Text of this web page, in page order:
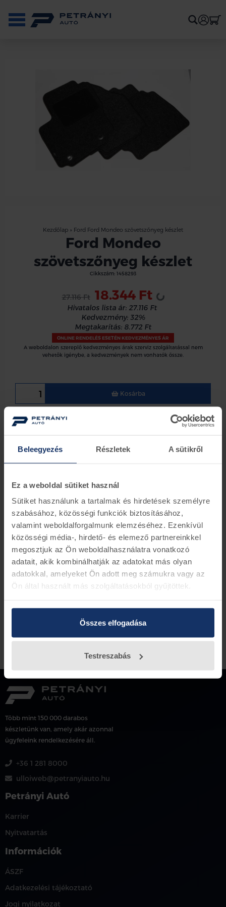
Beleegyezés Részletek A sütikről
Ez a weboldal sütiket használ
Sütiket használunk a tartalmak és hirdetések személyre
szabásához, közösségi funkciók biztosításához,
valamint weboldalforgalmunk elemzéséhez. Ezenkívül
közösségi média-, hirdető- és elemező partnereinkkel
megosztjuk az Ön weboldalhasználatra vonatkozó
adatait, akik kombinálhatják az adatokat más olyan
adatokkal, amelyeket Ön adott meg számukra vagy az
Ön által használt más szolgáltatásokból gyűjtöttek.
Összes elfogadása
Testreszabás
Kezdőlap » Ford Ford Mondeo szövetszőnyeg készlet
Ford Mondeo
szövetszőnyeg készlet
Cikkszám: 1458293
27.116 Ft 18.344 Ft Loading...
Hivatalos lista ár: 27.116 Ft
Kedvezmény: 32%
Megtakarítás: 8.772 Ft
ONLINE RENDELÉS ESETÉN KEDVEZMÉNYES ÁR
A weboldalon szereplő kedvezményes árak szerviz szolgáltatással nem
vehetők igénybe, a kedvezmények nem vonhatók össze.
Kosárba
Ford Mondeo 2012.08-ig szövetszőnyeg készlet
Ha rendelés leadásánál küld alvázszámot, le
FORD Gyári szőnyeg
Ford alkatrész szám AM7S7J-X130A88-BA3YYW
Vissza az előző oldalra
Több mint 150 000 darabos
készletünk van, amely akár azonnal
ügyfeleink rendelkezésére áll.
+36 1 281 8000
ulloiweb@petranyiauto.hu
Petrányi Autó
Karrier
Nyitvatartás
Információk
ÁSZF
Adatkezelési tájékoztató
Jogi nyilatkozat